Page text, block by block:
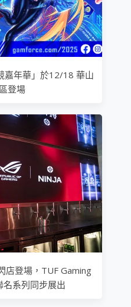
嘉年華」於12/18 華山
登場
店登場，TUF Gaming
名系列同步展出